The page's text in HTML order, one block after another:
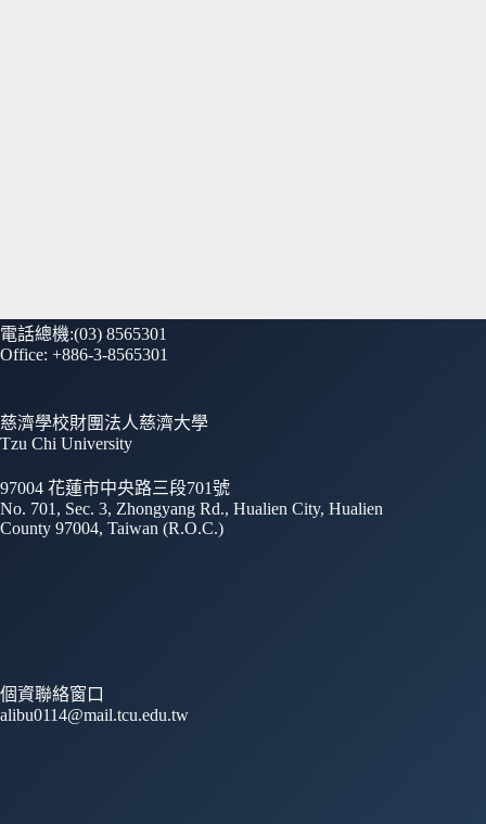
電話總機:(03) 8565301
Office: +886-3-8565301
慈濟學校財團法人慈濟大學
Tzu Chi University
97004 花蓮市中央路三段701號
No. 701, Sec. 3, Zhongyang Rd., Hualien City, Hualien
County 97004, Taiwan (R.O.C.)
個資聯絡窗口
alibu0114@mail.tcu.edu.tw